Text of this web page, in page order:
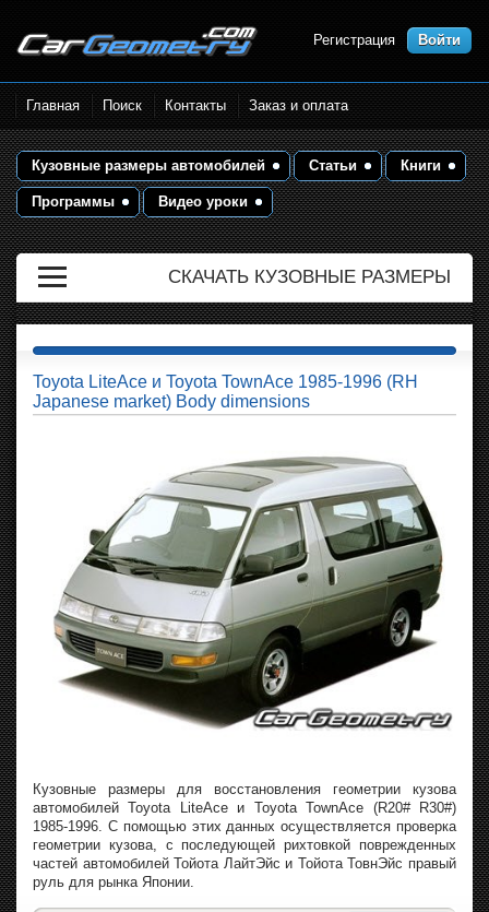
Размеры кузова автомобилей.
Контрольные точки и кузовные
размеры. Геометрия кузова
Регистрация Войти
Главная Поиск Контакты Заказ и оплата
Кузовные размеры автомобилей Статьи Книги
Программы Видео уроки
СКАЧАТЬ КУЗОВНЫЕ РАЗМЕРЫ
Toyota LiteAce и Toyota TownAce 1985-1996 (RH
Japanese market) Body dimensions
Кузовные размеры для восстановления геометрии кузова
автомобилей Toyota LiteAce и Toyota TownAce (R20# R30#)
1985-1996. С помощью этих данных осуществляется проверка
геометрии кузова, с последующей рихтовкой поврежденных
частей автомобилей Тойота ЛайтЭйс и Тойота ТовнЭйс правый
руль для рынка Японии.